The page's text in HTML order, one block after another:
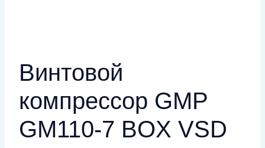
Винтовой
компрессор GMP
GM110-7 BOX VSD